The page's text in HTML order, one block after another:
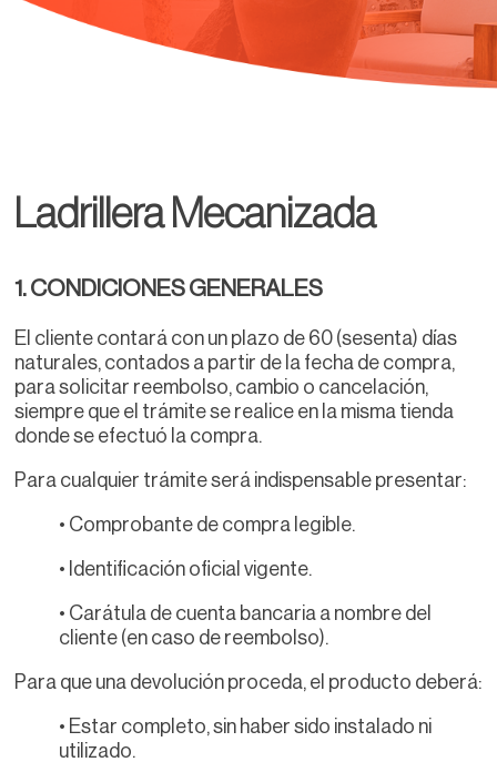
Ladrillera Mecanizada
1. CONDICIONES GENERALES
El cliente contará con un plazo de 60 (sesenta) días
naturales, contados a partir de la fecha de compra,
para solicitar reembolso, cambio o cancelación,
siempre que el trámite se realice en la misma tienda
donde se efectuó la compra.
Para cualquier trámite será indispensable presentar:
• Comprobante de compra legible.
• Identificación oficial vigente.
• Carátula de cuenta bancaria a nombre del
cliente (en caso de reembolso).
Para que una devolución proceda, el producto deberá:
• Estar completo, sin haber sido instalado ni
utilizado.